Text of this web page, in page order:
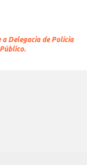
a Delegacia de Polícia